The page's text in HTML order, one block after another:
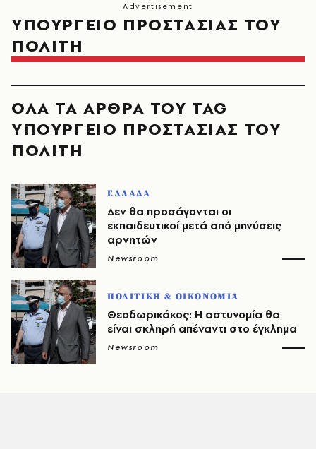
ΥΠΟΥΡΓΕΙΟ ΠΡΟΣΤΑΣΙΑΣ ΤΟΥ
ΠΟΛΙΤΗ
ΟΛΑ ΤΑ ΑΡΘΡΑ ΤΟΥ TAG
ΥΠΟΥΡΓΕΙΟ ΠΡΟΣΤΑΣΙΑΣ ΤΟΥ
ΠΟΛΙΤΗ
ΕΛΛΑΔΑ
Δεν θα προσάγονται οι
εκπαιδευτικοί μετά από μηνύσεις
αρνητών
Newsroom
ΠΟΛΙΤΙΚΗ & ΟΙΚΟΝΟΜΙΑ
Θεοδωρικάκος: Η αστυνομία θα
είναι σκληρή απέναντι στο έγκλημα
Newsroom